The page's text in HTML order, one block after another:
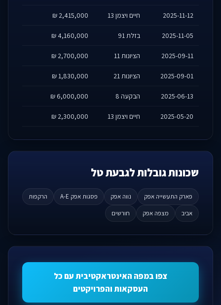
2025-11-12 חיים ויצמן 13 2,415,000 ₪
2025-11-05 בזלת 91 4,160,000 ₪
2025-09-11 הציונות 11 2,700,000 ₪
2025-09-01 הציונות 21 1,830,000 ₪
2025-06-13 הבקעה 8 6,000,000 ₪
2025-05-20 חיים ויצמן 13 2,300,000 ₪
שכונות גובלות לגבעת טל
פארק התעשייה אפק נווה אפק פסגות אפק A-E
הרקפות
אביב
מצפה אפק חורשים
צפו במפה האינטראקטיבית עם כל
העסקאות והפרויקטים